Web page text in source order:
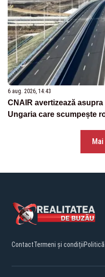
6 aug. 2026, 14:43
CNAIR avertizează
Ungaria care scumpește
ContactTermeni și condiții